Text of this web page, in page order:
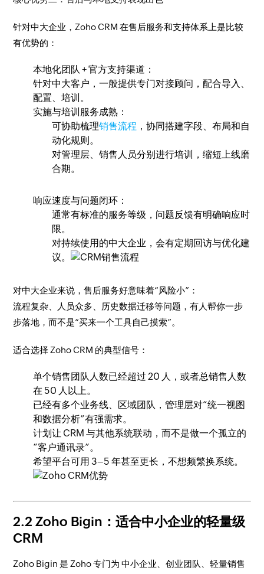
针对中大企业，Zoho CRM 在售后服务和支持体系上是比较
有优势的：
本地化团队 + 官方支持渠道：
针对中大客户，一般提供专门对接顾问，配合导入、
配置、培训。
实施与培训服务成熟：
可协助梳理销售流程 ，协同搭建字段、布局和自
动化规则。
对管理层、销售人员分别进行培训，缩短上线磨
合期。
响应速度与问题闭环：
通常有标准的服务等级，问题反馈有明确响应时
限。
对持续使用的中大企业，会有定期回访与优化建
议。
对中大企业来说，售后服务好意味着“风险小”：
流程复杂、人员众多、历史数据迁移等问题，有人帮你一步
步落地，而不是“买来一个工具自己摸索”。
适合选择 Zoho CRM 的典型信号：
单个销售团队人数已经超过 20 人，或者总销售人数
在 50 人以上。
已经有多个业务线、区域团队，管理层对“统一视图
和数据分析”有强需求。
计划让 CRM 与其他系统联动，而不是做一个孤立的
“客户通讯录”。
希望平台可用 3–5 年甚至更长，不想频繁换系统。
2.2 Zoho Bigin：适合中小企业的轻量级
CRM
Zoho Bigin 是 Zoho 专门为 中小企业、创业团队、轻量销售